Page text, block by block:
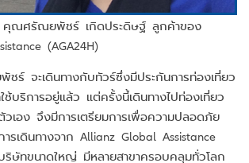
คุณศรัณยพัชร์ เกิดประดิษฐ์ ลูกค้าของ
(AGA24H)
ร์ จะเดินทางกับทัวร์ซึ่งมีประกันการท่องเที่ยว
ช้บริการอยู่แล้ว แต่ครั้งนี้เดินทางไปท่องเที่ยว
วเอง จึงมีการเตรียมการเพื่อความปลอดภัย
ารเดินทางจาก Allianz Global Assistance
บริษัทขนาดใหญ่ มีหลายสาขาครอบคลุมทั่วโลก